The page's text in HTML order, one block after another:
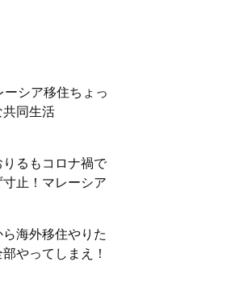
ーシア移住ちょっ
共同生活
りるもコロナ禍で
止！マレーシア
海外移住やりた
やってしまえ！